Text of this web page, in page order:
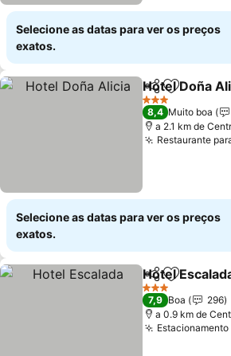
Selecione as datas para ver os preços
exatos.
PartilharAdicionar
Hotel Doña
3 Estrelas
8,4 Muito boa
a 2.1 km de
Restaurante
Selecione as datas para ver os preços
exatos.
PartilharAdicionar
Hotel
3 Estrelas
7,9 Boa
296
a 0.9 km de